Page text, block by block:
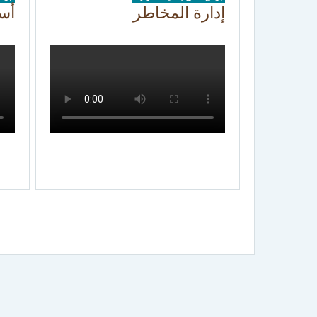
إدارة المخاطر